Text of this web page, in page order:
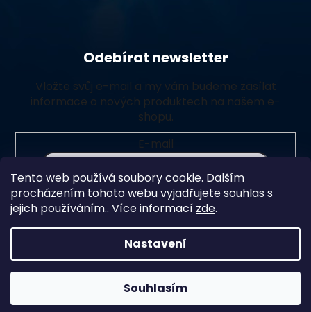
Tento web používá soubory cookie. Dalším
procházením tohoto webu vyjadřujete souhlas s
jejich používáním.. Více informací zde.
Nastavení
Souhlasím
Odebírat newsletter
Vložte svůj e-mail a my vám budeme zasílat
informace o nových produktech na našem e-
shopu.
E-mail
Vložením e-mailu souhlasíte spodmínkami ochrany
osobních údajů
Přihlásit se
Copyright 2026Chlorito. Všechna práva vyhrazena.